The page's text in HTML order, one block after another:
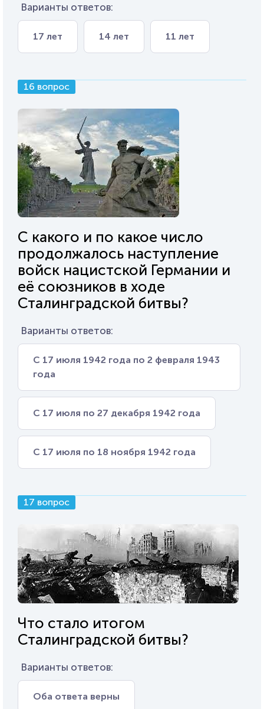
Варианты ответов:
17 лет 14 лет 11 лет
16 вопрос
С какого и по какое число
продолжалось наступление
войск нацистской Германии и
её союзников в ходе
Сталинградской битвы?
Варианты ответов:
С 17 июля 1942 года по 2 февраля 1943
года
С 17 июля по 27 декабря 1942 года
С 17 июля по 18 ноября 1942 года
17 вопрос
Что стало итогом
Сталинградской битвы?
Варианты ответов:
Оба ответа верны